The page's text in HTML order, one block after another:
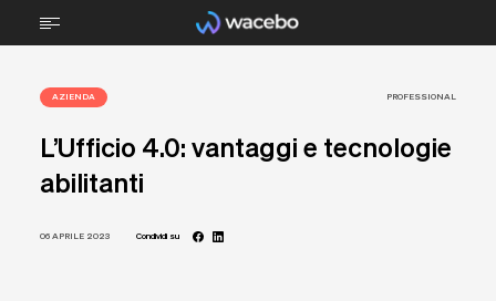
TECNOLOGIA
TECNICA PROFESSIONALE
AZIENDA PROFESSIONAL
L’Ufficio 4.0: vantaggi e tecnologie
abilitanti
06 APRILE 2023 Condividi su